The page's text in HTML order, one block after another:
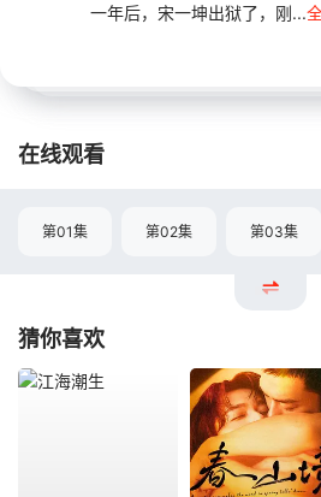
一年后，宋一坤出狱了，刚...
在线观看
第01集 第02集 第03集
猜你喜欢